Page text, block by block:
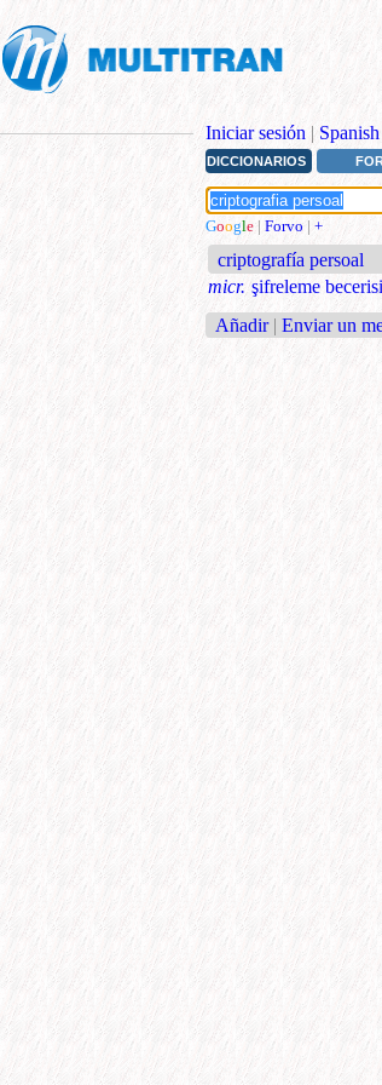
Iniciar sesión | Spanish
DICCIONARIOS
Google | Forvo | +
criptografía persoal
micr. şifreleme becerisi
Añadir | Enviar un